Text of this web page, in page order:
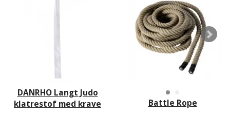
DANRHO Langt Judo
klatrestof med krave
Battle Rope